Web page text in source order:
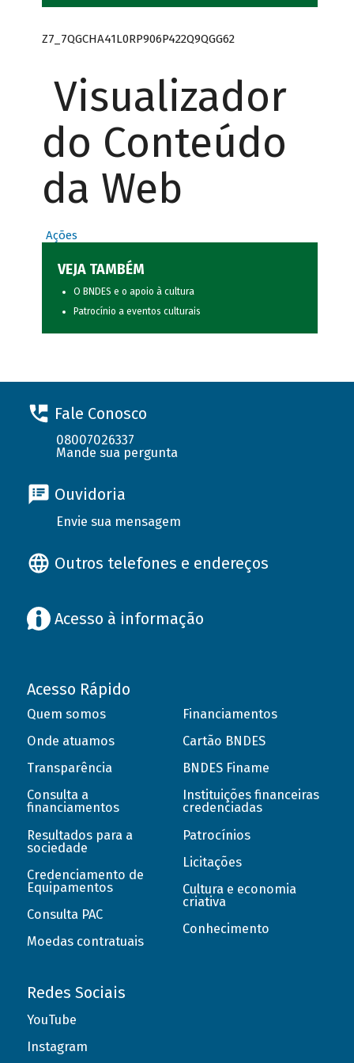
Z7_7QGCHA41L0RP906P422Q9QGG62
Visualizador
do Conteúdo
da Web
Ações
VEJA TAMBÉM
O BNDES e o apoio à cultura
Patrocínio a eventos culturais
Fale Conosco
08007026337
Mande sua pergunta
Ouvidoria
Envie sua mensagem
Outros telefones e endereços
Acesso à informação
Acesso Rápido
Quem somos
Onde atuamos
Transparência
Consulta a
financiamentos
Resultados para a
sociedade
Credenciamento de
Equipamentos
Consulta PAC
Moedas contratuais
Financiamentos
Cartão BNDES
BNDES Finame
Instituições financeiras
credenciadas
Patrocínios
Licitações
Cultura e economia
criativa
Conhecimento
Redes Sociais
YouTube
Instagram